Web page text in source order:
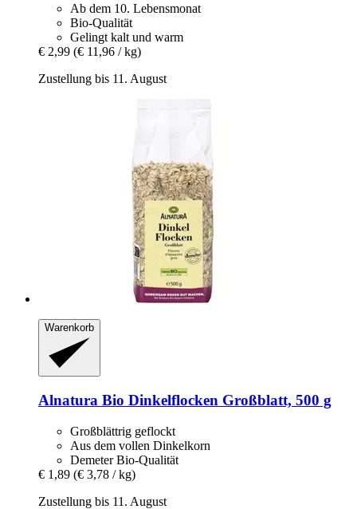
Ab dem 10. Lebensmonat
Bio-Qualität
Gelingt kalt und warm
€ 2,99 (€ 11,96 / kg)
Zustellung bis 11. August
Warenkorb
Alnatura Bio Dinkelflocken Großblatt, 500 g
Großblättrig geflockt
Aus dem vollen Dinkelkorn
Demeter Bio-Qualität
€ 1,89 (€ 3,78 / kg)
Zustellung bis 11. August